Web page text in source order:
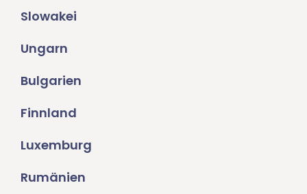
Slowakei
Ungarn
Bulgarien
Finnland
Luxemburg
Rumänien